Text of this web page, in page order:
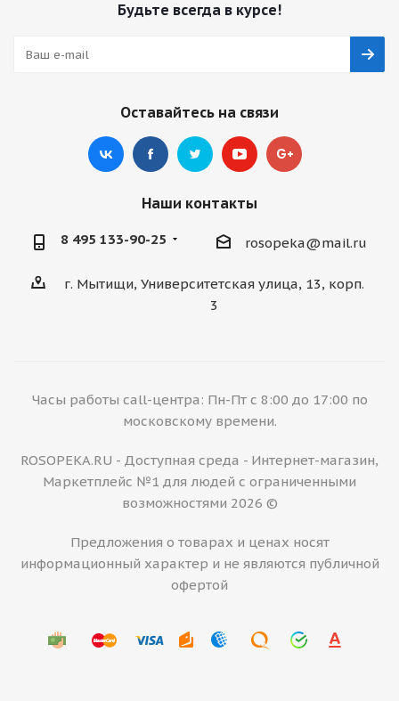
Будьте всегда в курсе!
Оставайтесь на связи
Наши контакты
8 495 133-90-25 rosopeka@mail.ru
г. Мытищи, Университетская улица, 13, корп.
3
Часы работы call-центра: Пн-Пт с 8:00 до 17:00 по
московскому времени.
ROSOPEKA.RU - Доступная среда - Интернет-магазин,
Маркетплейс №1 для людей с ограниченными
возможностями 2026 ©
Предложения о товарах и ценах носят
информационный характер и не являются публичной
офертой